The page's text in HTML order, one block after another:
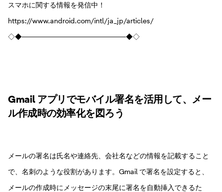
スマホに関する情報を発信中！
https://www.android.com/intl/ja_jp/articles/
◇◆─────────────────────◆◇
Gmail アプリでモバイル署名を活用して、メー
ル作成時の効率化を図ろう
メールの署名は氏名や連絡先、会社名などの情報を記載すること
で、名刺のような役割があります。Gmail で署名を設定すると、
メールの作成時にメッセージの末尾に署名を自動挿入できるた